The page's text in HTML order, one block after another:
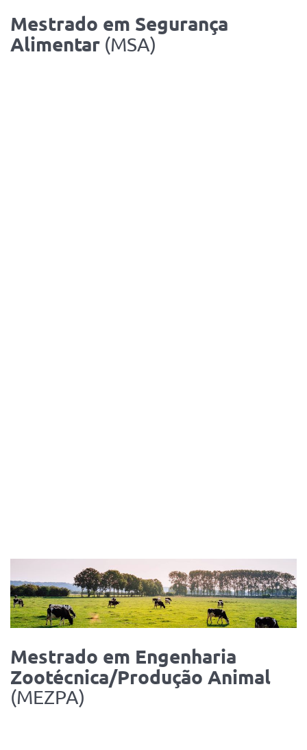
Mestrado em Segurança
Alimentar (MSA)
Mestrado em Engenharia
Zootécnica/Produção Animal
(MEZPA)